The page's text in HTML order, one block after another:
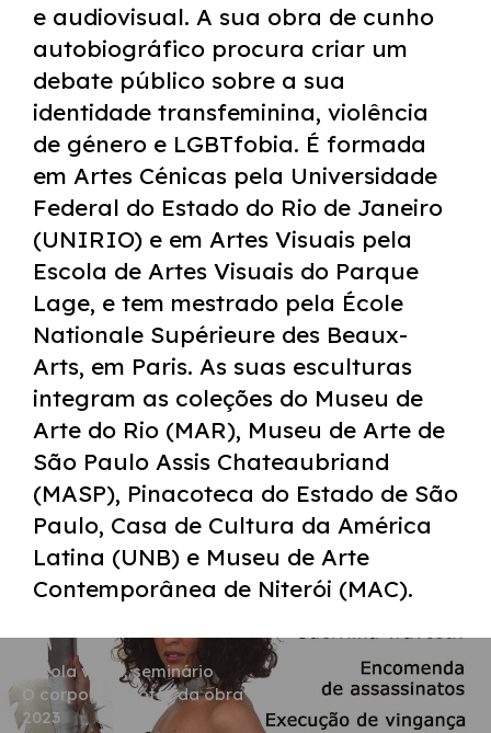
e audiovisual. A sua obra de cunho
autobiográfico procura criar um
debate público sobre a sua
identidade transfeminina, violência
de género e LGBTfobia. É formada
em Artes Cénicas pela Universidade
Federal do Estado do Rio de Janeiro
(UNIRIO) e em Artes Visuais pela
Escola de Artes Visuais do Parque
Lage, e tem mestrado pela École
Nationale Supérieure des Beaux-
Arts, em Paris. As suas esculturas
integram as coleções do Museu de
Arte do Rio (MAR), Museu de Arte de
São Paulo Assis Chateaubriand
(MASP), Pinacoteca do Estado de São
Paulo, Casa de Cultura da América
Latina (UNB) e Museu de Arte
Contemporânea de Niterói (MAC).
escola vaga, seminário
O corpo é o motor da obra
2023